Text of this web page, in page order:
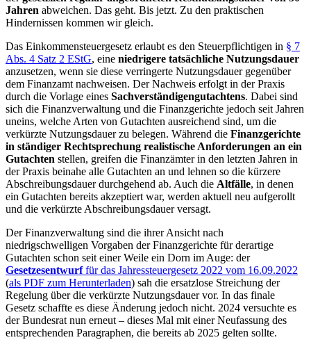
Jahren abweichen. Das geht. Bis jetzt. Zu den praktischen
Hindernissen kommen wir gleich.
Das Einkommensteuergesetz erlaubt es den Steuerpflichtigen in § 7
Abs. 4 Satz 2 EStG, eine niedrigere tatsächliche Nutzungsdauer
anzusetzen, wenn sie diese verringerte Nutzungsdauer gegenüber
dem Finanzamt nachweisen. Der Nachweis erfolgt in der Praxis
durch die Vorlage eines Sachverständigengutachtens. Dabei sind
sich die Finanzverwaltung und die Finanzgerichte jedoch seit Jahren
uneins, welche Arten von Gutachten ausreichend sind, um die
verkürzte Nutzungsdauer zu belegen. Während die Finanzgerichte
in ständiger Rechtsprechung realistische Anforderungen an ein
Gutachten stellen, greifen die Finanzämter in den letzten Jahren in
der Praxis beinahe alle Gutachten an und lehnen so die kürzere
Abschreibungsdauer durchgehend ab. Auch die Altfälle, in denen
ein Gutachten bereits akzeptiert war, werden aktuell neu aufgerollt
und die verkürzte Abschreibungsdauer versagt.
Der Finanzverwaltung sind die ihrer Ansicht nach
niedrigschwelligen Vorgaben der Finanzgerichte für derartige
Gutachten schon seit einer Weile ein Dorn im Auge: der
Gesetzesentwurffür das Jahressteuergesetz 2022 vom 16.09.2022
(als PDF zum Herunterladen) sah die ersatzlose Streichung der
Regelung über die verkürzte Nutzungsdauer vor. In das finale
Gesetz schaffte es diese Änderung jedoch nicht. 2024 versuchte es
der Bundesrat nun erneut – dieses Mal mit einer Neufassung des
entsprechenden Paragraphen, die bereits ab 2025 gelten sollte.